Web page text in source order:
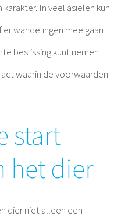
In veel asielen kun
wandelingen mee gaan
beslissing kunt nemen.
waarin de voorwaarden
start
het dier
dier niet alleen een